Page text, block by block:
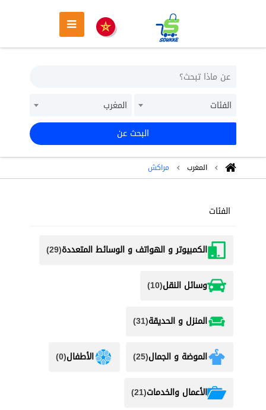
الفئات
المغرب
البحث عن
المغرب مراكش
الفئات
الكمبيوتر و الهواتف و الوسائط المتعددة(29)
وسائل النقل(10)
المنزل و الحديقة(31)
الموضة و الجمال(25) الأطفال(0)
اﻷعمال والخدمات(21)